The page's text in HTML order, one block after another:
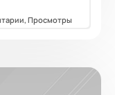
Просмотры